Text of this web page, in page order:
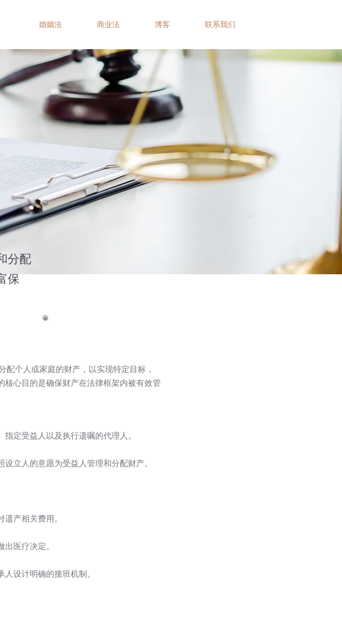
婚姻法 商业法 博客 联系我们
分配
保
配个人或家庭的财产，以实现特定目标，
心目的是确保财产在法律框架内被有效管
定受益人以及执行遗嘱的代理人。
立人的意愿为受益人管理和分配财产。
产相关费用。
医疗决定。
设计明确的接班机制。